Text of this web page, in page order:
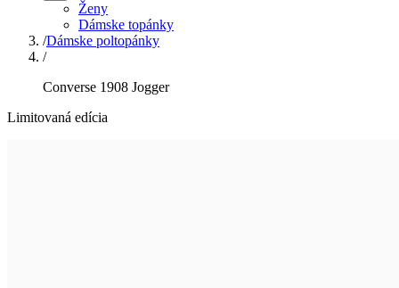
Ženy
Dámske topánky
/Dámske poltopánky
/
Converse 1908 Jogger
Limitovaná edícia